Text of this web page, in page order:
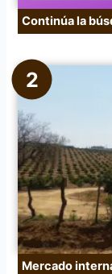
Continúa la
Mercado